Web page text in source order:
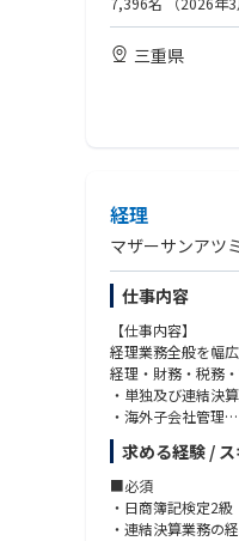
・職場のチームリ
・日商簿記2級（1
・OAスキル中級
三重県
経理
マザーサンアツ
仕事内容
【仕事内容】
経理業務全般を幅
経理・財務・税務
・単独及び連結決
・海外子会社管理
・原価管理
・国内外の資金管理
・税務申告、BEPS
・事業計画管理、
求める経験 /
■必須
・日商簿記検定2級
・連結決算業務の